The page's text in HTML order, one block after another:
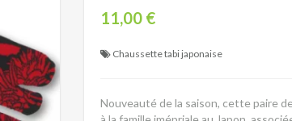
11,00 €
Chaussette tabi japonaise
Nouveauté de la saison, cette paire